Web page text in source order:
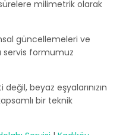
milimetrik olarak
güncellemeleri ve
servis formumuz
beyaz eşyalarınızın
bir teknik